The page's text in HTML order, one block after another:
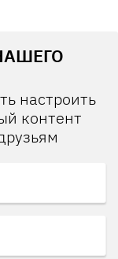
настроить
контент